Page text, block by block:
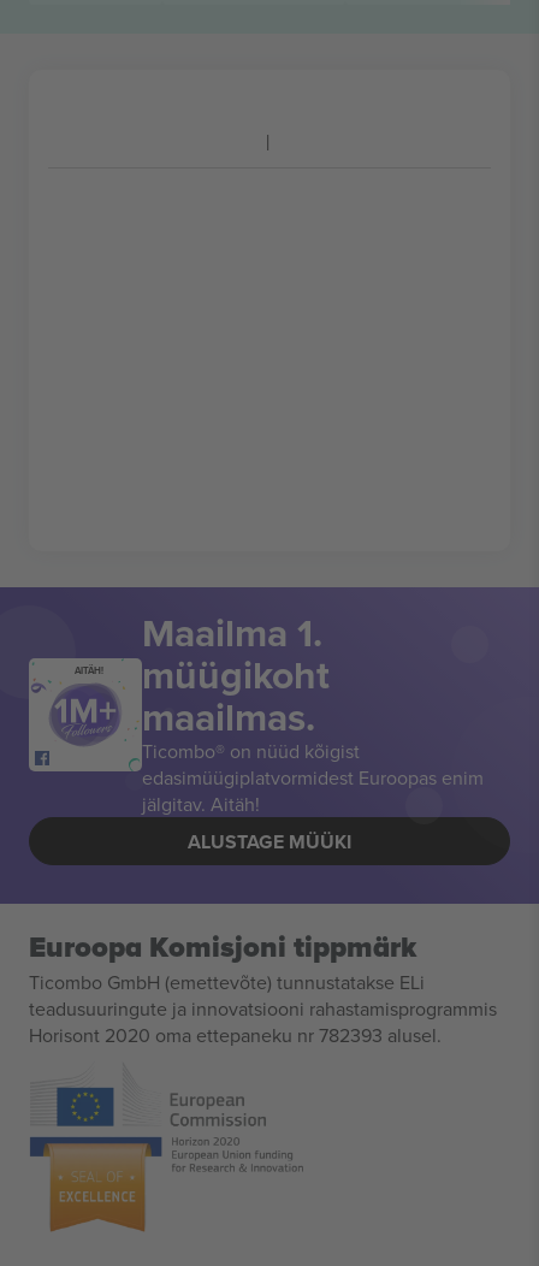
AITÄH!
Maailma 1.
müügikoht
maailmas.
Ticombo® on nüüd kõigist
edasimüügiplatvormidest Euroopas enim
jälgitav. Aitäh!
ALUSTAGE MÜÜKI
Euroopa Komisjoni tippmärk
Ticombo GmbH (emettevõte) tunnustatakse ELi
teadusuuringute ja innovatsiooni rahastamisprogrammis
Horisont 2020 oma ettepaneku nr 782393 alusel.